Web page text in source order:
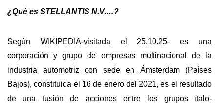
¿Qué es STELLANTIS N.V.…?
Según WIKIPEDIA-visitada el 25.10.25- es una
corporación y grupo de empresas multinacional de la
industria automotriz con sede en Ámsterdam (Países
Bajos), constituida el 16 de enero del 2021, es el resultado
de una fusión de acciones entre los grupos ítalo-